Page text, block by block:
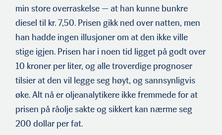
min store overraskelse — at han kunne bunkre
diesel til kr. 7,50. Prisen gikk ned over natten, men
han hadde ingen illusjoner om at den ikke ville
stige igjen. Prisen har i noen tid ligget på godt over
10 kroner per liter, og alle troverdige prognoser
tilsier at den vil legge seg høyt, og sannsynligvis
øke. Alt nå er oljeana­lytikere ikke fremmede for at
prisen på råolje sakte og sikkert kan nærme seg
200 dollar per fat.